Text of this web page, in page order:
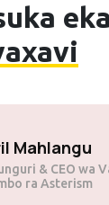
Mahlangu
& CEO wa
ra Asterism